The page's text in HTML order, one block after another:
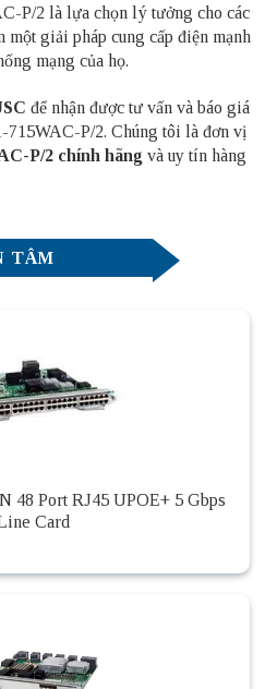
P/2 là lựa chọn lý tưởng cho các
một giải pháp cung cấp điện mạnh
mạng của họ.
để nhận được tư vấn và báo giá
715WAC-P/2. Chúng tôi là đơn vị
P/2 chính hãng và uy tín hàng
TÂM
48 Port RJ45 UPOE+ 5 Gbps
Card